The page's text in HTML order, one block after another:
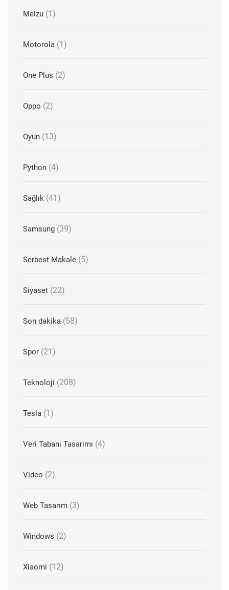
Meizu (1)
Motorola (1)
One Plus (2)
Oppo (2)
Oyun (13)
Python (4)
Sağlık (41)
Samsung (39)
Serbest Makale (5)
Siyaset (22)
Son dakika (58)
Spor (21)
Teknoloji (208)
Tesla (1)
Veri Tabanı Tasarımı (4)
Video (2)
Web Tasarım (3)
Windows (2)
Xiaomi (12)